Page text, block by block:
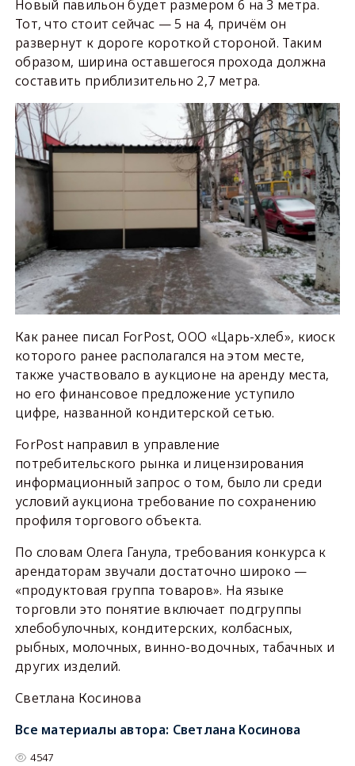
Новый павильон будет размером 6 на 3 метра.
Тот, что стоит сейчас — 5 на 4, причём он
развернут к дороге короткой стороной. Таким
образом, ширина оставшегося прохода должна
составить приблизительно 2,7 метра.
Как ранее писал ForPost, ООО «Царь-хлеб», киоск
которого ранее располагался на этом месте,
также участвовало в аукционе на аренду места,
но его финансовое предложение уступило
цифре, названной кондитерской сетью.
ForPost направил в управление
потребительского рынка и лицензирования
информационный запрос о том, было ли среди
условий аукциона требование по сохранению
профиля торгового объекта.
По словам Олега Ганула, требования конкурса к
арендаторам звучали достаточно широко —
«продуктовая группа товаров». На языке
торговли это понятие включает подгруппы
хлебобулочных, кондитерских, колбасных,
рыбных, молочных, винно-водочных, табачных и
других изделий.
Светлана Косинова
Все материалы автора: Светлана Косинова
4547